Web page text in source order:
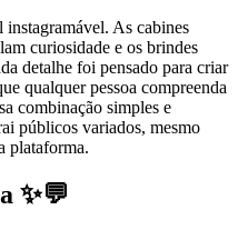
instagramável. As cabines
curiosidade e os brindes
detalhe foi pensado para criar
qualquer pessoa compreenda
combinação simples e
públicos variados, mesmo
plataforma.
✨💬